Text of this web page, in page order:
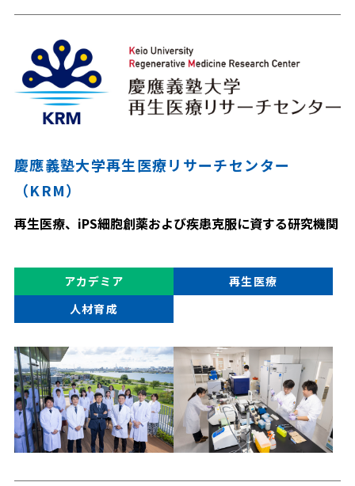
慶應義塾大学再生医療リサーチセンター
（KRM）
再生医療、iPS細胞創薬および疾患克服に資する研究機関
アカデミア
再生医療
人材育成